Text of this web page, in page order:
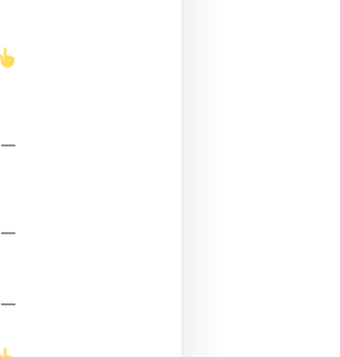
—
—
—